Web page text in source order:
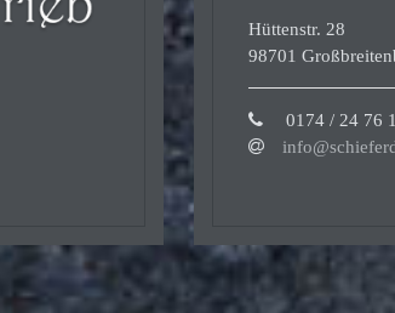
Hüttenstr. 28
98701
0174 / 24 76